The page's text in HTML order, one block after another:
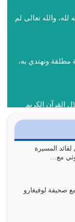
والله تعالى لم
مطلقة ونهتدي به،
القرآن الكريم
إضافة إلى
الله والتعدي
المسيرة
مع…
صحيفة لوفيغارو